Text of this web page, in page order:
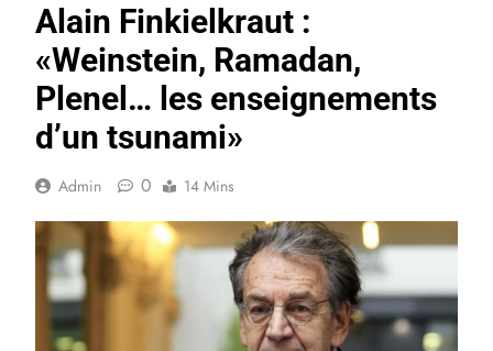
Alain Finkielkraut :
«Weinstein, Ramadan,
Plenel… les enseignements
d’un tsunami»
Admin 0 14 Mins